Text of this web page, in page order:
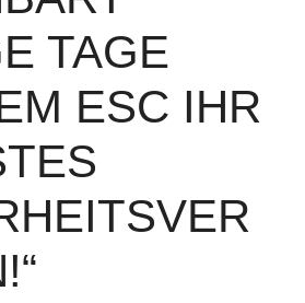
TAGE
ESC IHR